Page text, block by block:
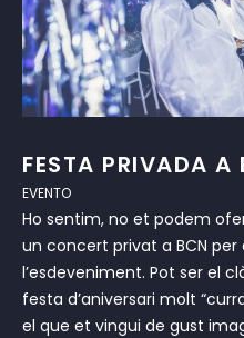
FESTA PRIVADA A
EVENTO
Ho sentim, no et podem
un concert privat a BCN per
l’esdeveniment. Pot ser el
festa d’aniversari molt
el que et vingui de gust